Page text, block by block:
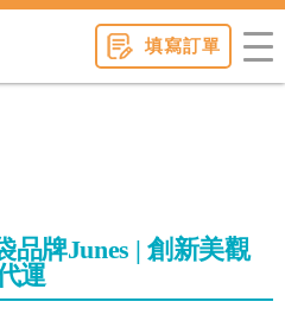
填寫訂單
品牌Junes | 創新美觀
運